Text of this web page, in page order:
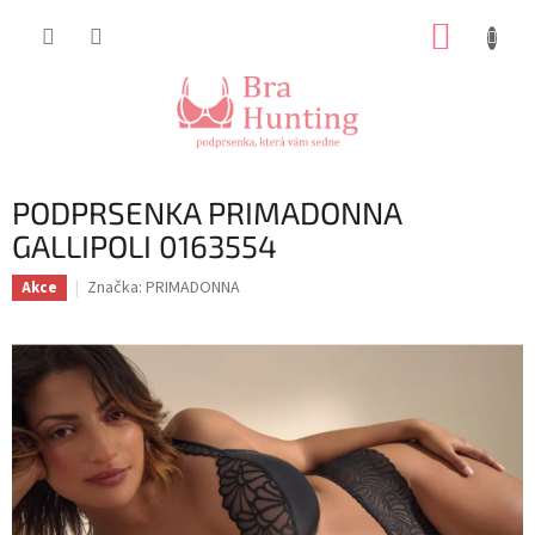
PODPRSENKA PRIMADONNA
GALLIPOLI 0163554
Akce Značka: PRIMADONNA